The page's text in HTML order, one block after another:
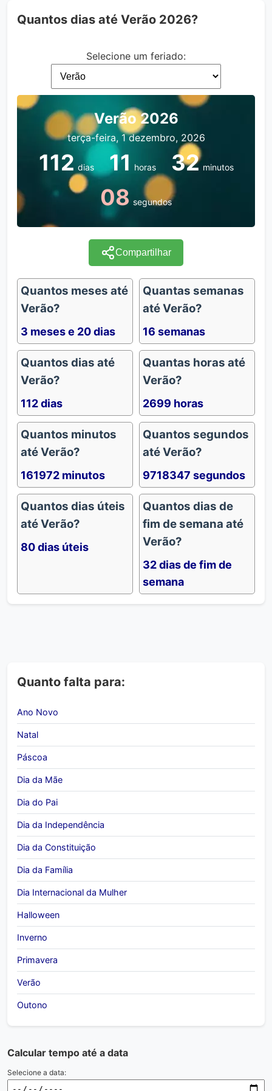
Quantos dias até Verão 2026?
Selecione um feriado:
Verão 2026
terça-feira, 1 dezembro, 2026
112 dias 11 horas 32 minutos
08 segundos
Compartilhar
Quantos meses até
Verão?
3 meses e 20 dias
Quantas semanas
até Verão?
16 semanas
Quantos dias até
Verão?
112 dias
Quantas horas até
Verão?
2699 horas
Quantos minutos
até Verão?
161972 minutos
Quantos segundos
até Verão?
9718347 segundos
Quantos dias úteis
até Verão?
80 dias úteis
Quantos dias de
fim de semana até
Verão?
32 dias de fim de
semana
Quanto falta para:
Ano Novo
Natal
Páscoa
Dia da Mãe
Dia do Pai
Dia da Independência
Dia da Constituição
Dia da Família
Dia Internacional da Mulher
Halloween
Inverno
Primavera
Verão
Outono
Calcular tempo até a data
Selecione a data: